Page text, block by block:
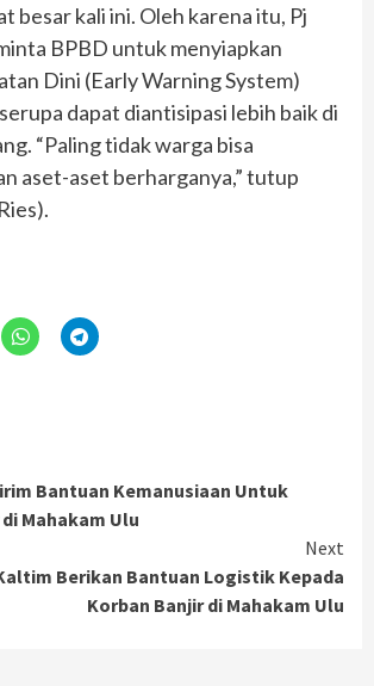
besar kali ini. Oleh karena itu, Pj
BPBD untuk menyiapkan
Dini (Early Warning System)
dapat diantisipasi lebih baik di
“Paling tidak warga bisa
aset-aset berharganya,” tutup
Bantuan Kemanusiaan Untuk
Mahakam Ulu
Next
Berikan Bantuan Logistik Kepada
Korban Banjir di Mahakam Ulu